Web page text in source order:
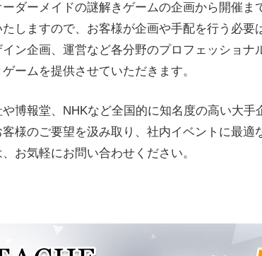
ダーメイドの謎解きゲームの企画から開催ま
しますので、お客様が企画や手配を行う必要
ン企画、運営など各分野のプロフェッショナ
ームを提供させていただきます。
博報堂、NHKなど全国的に知名度の高い大
様のご要望を汲み取り、社内イベントに最
お気軽にお問い合わせください。